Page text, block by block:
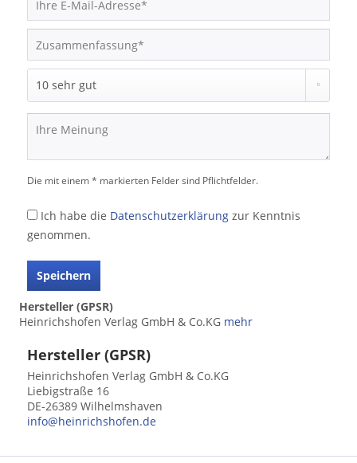
Die mit einem * markierten Felder sind Pflichtfelder.
Ich habe die Datenschutzerklärung zur Kenntnis
genommen.
Speichern
Hersteller (GPSR)
Heinrichshofen Verlag GmbH & Co.KG mehr
Hersteller (GPSR)
Heinrichshofen Verlag GmbH & Co.KG
Liebigstraße 16
DE-26389 Wilhelmshaven
info@heinrichshofen.de